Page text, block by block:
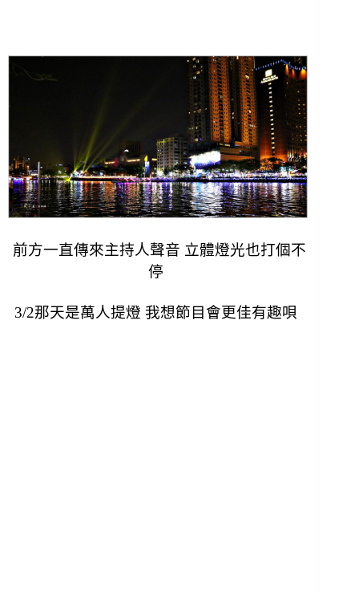
前方一直傳來主持人聲音 立體燈光也打個不
停
3/2那天是萬人提燈 我想節目會更佳有趣唄